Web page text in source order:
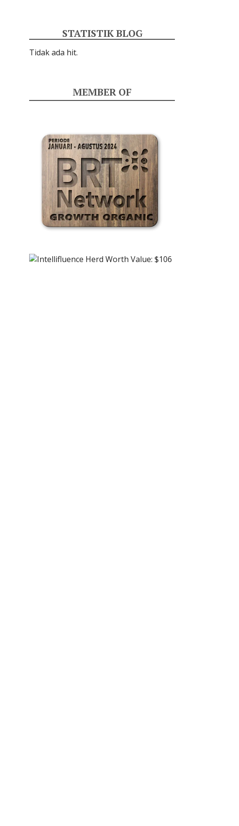
STATISTIK BLOG
Tidak ada hit.
MEMBER OF